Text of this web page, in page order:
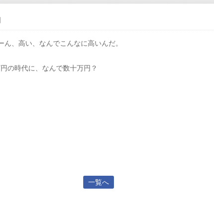
ん、高い、なんでこんなに高いんだ。
の時代に、なんで数十万円？
一覧へ